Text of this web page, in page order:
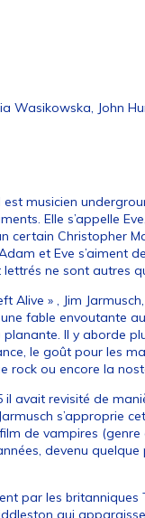
Wasikowska, John
est musicien
Elle s’appelle
certain Christopher
et Eve s’aiment
ne sont autres
Alive » , Jim
fable envoutante
Il y aborde
le goût pour les
rock ou encore la
il avait revisité de
s’approprie
de vampires
devenu
par les britanniques
qui